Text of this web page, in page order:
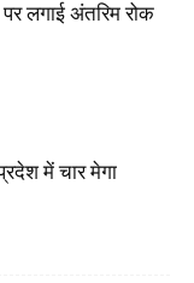
लगाई अंतरिम रोक
में चार मेगा